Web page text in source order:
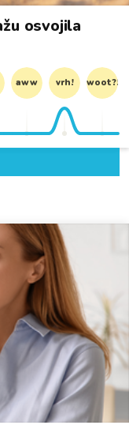
osvojila
aww vrh! woot?!